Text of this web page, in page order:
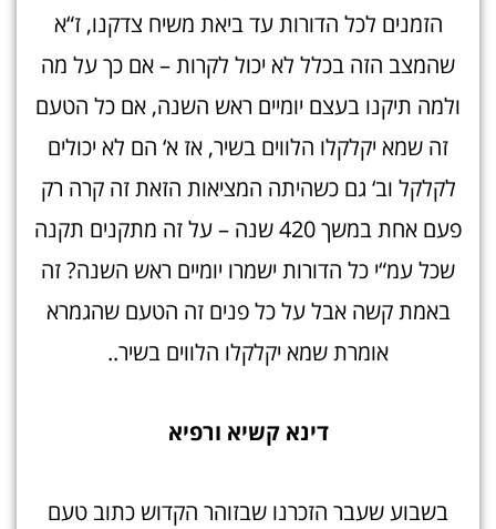
הזמנים לכל הדורות עד ביאת משיח צדקנו, ז“א
שהמצב הזה בכלל לא יכול לקרות – אם כך על מה
ולמה תיקנו בעצם יומיים ראש השנה, אם כל הטעם
זה שמא יקלקלו הלווים בשיר, אז א‘ הם לא יכולים
לקלקל וב‘ גם כשהיתה המציאות הזאת זה קרה רק
פעם אחת במשך 420 שנה – על זה מתקנים תקנה
שכל עמ“י כל הדורות ישמרו יומיים ראש השנה? זה
באמת קשה אבל על כל פנים זה הטעם שהגמרא
אומרת שמא יקלקלו הלווים בשיר..
דינא קשיא ורפיא
בשבוע שעבר הזכרנו שבזוהר הקדוש כתוב טעם